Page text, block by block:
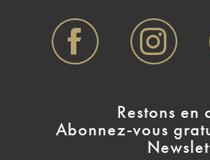
Restons en
Abonnez-vous